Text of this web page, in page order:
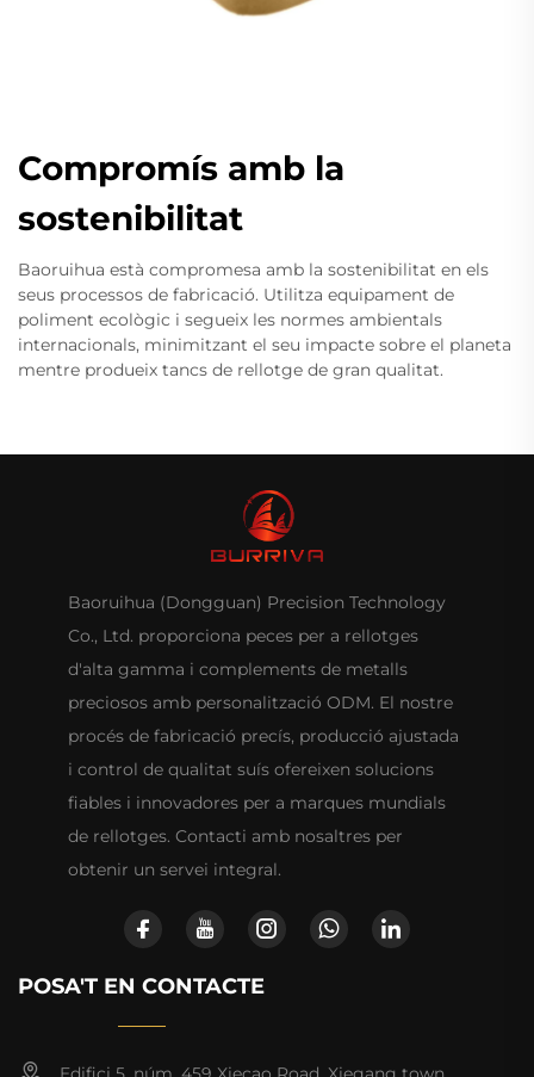
Compromís amb la
sostenibilitat
Baoruihua està compromesa amb la sostenibilitat en els
seus processos de fabricació. Utilitza equipament de
poliment ecològic i segueix les normes ambientals
internacionals, minimitzant el seu impacte sobre el planeta
mentre produeix tancs de rellotge de gran qualitat.
Baoruihua (Dongguan) Precision Technology
Co., Ltd. proporciona peces per a rellotges
d'alta gamma i complements de metalls
preciosos amb personalització ODM. El nostre
procés de fabricació precís, producció ajustada
i control de qualitat suís ofereixen solucions
fiables i innovadores per a marques mundials
de rellotges. Contacti amb nosaltres per
obtenir un servei integral.
POSA'T EN CONTACTE